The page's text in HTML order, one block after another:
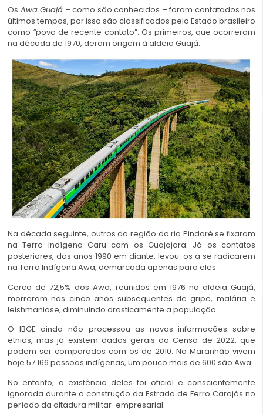
Os Awa Guajá – como são conhecidos – foram contatados nos
últimos tempos, por isso são classificados pelo Estado brasileiro
como“povo de recente contato”. Os primeiros, que ocorreram
na década de 1970, deram origem à aldeia Guajá.
Na década seguinte, outros da região do rio Pindaré se fixaram
na Terra Indígena Caru com os Guajajara. Já os contatos
posteriores, dos anos 1990 em diante, levou-os a se radicarem
na Terra Indígena Awa, demarcada apenas para eles.
Cerca de 72,5% dos Awa, reunidos em 1976 na aldeia Guajá,
morreram nos cinco anos subsequentes de gripe, malária e
leishmaniose, diminuindo drasticamente a população.
O IBGE ainda não processou as novas informações sobre
etnias, mas já existem dados gerais do Censo de 2022, que
podem ser comparados com os de 2010. No Maranhão vivem
hoje 57.166 pessoas indígenas, um pouco mais de 600 são Awa.
No entanto, a existência deles foi oficial e conscientemente
ignorada durante a construção da Estrada de Ferro Carajás no
período da ditadura militar-empresarial.